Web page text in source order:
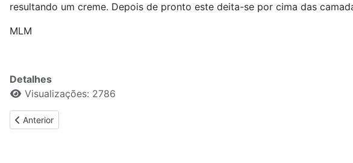
resultando um creme. Depois de pronto este deita-se por cima das
MLM
Detalhes
Visualizações: 2786
Artigo anterior: Filetes de bacalhau - Joana Prim da Silva
Anterior